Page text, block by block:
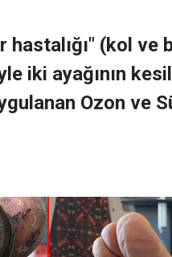
hastalığı" (kol
iki ayağının
Ozon ve